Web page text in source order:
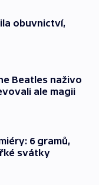
obuvnictví,
Beatles naživo
ale magii
6 gramů,
svátky